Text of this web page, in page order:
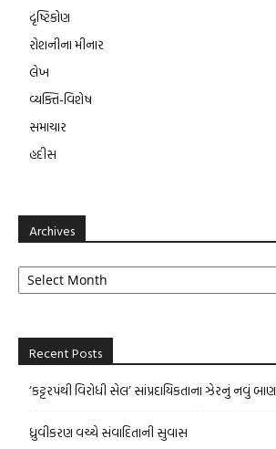
દૃષ્ટિકોણ
રોશનીના મીનાર
લેખ
વ્યક્તિ-વિશેષ
સમાચાર
હદીસ
Archives
Archives
Recent Posts
‘કટ્ટરપંથી વિરોધી સેલ’ સાંપ્રદાયિકતાના ઝેરનું નવું બાણ
ધ્રુવીકરણ વચ્ચે સંવાદિતાની સુવાસ